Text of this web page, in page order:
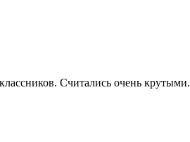
Считались очень крутыми.